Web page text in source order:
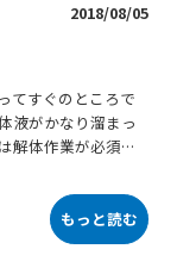
2018/08/05
てすぐのところで
液がかなり溜まっ
解体作業が必須に
正面道路にも死臭
もっと読む